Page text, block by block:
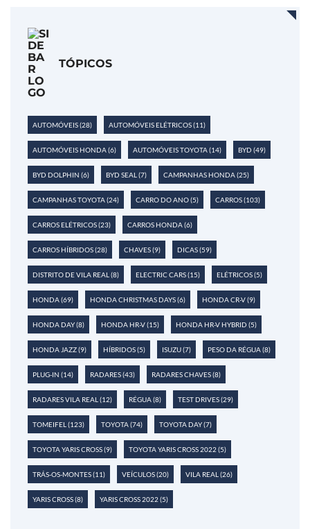
TÓPICOS
AUTOMÓVEIS(28) AUTOMÓVEIS ELÉTRICOS(11)
AUTOMÓVEIS HONDA(6) AUTOMÓVEIS TOYOTA(14) BYD (49)
BYD DOLPHIN (6) BYD SEAL (7) CAMPANHAS HONDA(25)
CAMPANHAS TOYOTA(24) CARRO DO ANO(5) CARROS(103)
CARROS ELÉTRICOS(23) CARROS HONDA(6)
CARROS HÍBRIDOS(28) CHAVES(9) DICAS(59)
DISTRITO DE VILA REAL (8) ELECTRIC CARS(15) ELÉTRICOS(5)
HONDA(69) HONDA CHRISTMAS DAYS(6) HONDA CR-V(9)
HONDA DAY(8) HONDA HR-V(15) HONDA HR-V HYBRID (5)
HONDA JAZZ(9) HÍBRIDOS(5) ISUZU(7) PESO DA RÉGUA(8)
PLUG-IN (14) RADARES(43) RADARES CHAVES(8)
RADARES VILA REAL (12) RÉGUA(8) TEST DRIVES(29)
TOMEIFEL (123) TOYOTA(74) TOYOTA DAY(7)
TOYOTA YARIS CROSS(9) TOYOTA YARIS CROSS 2022 (5)
TRÁS-OS-MONTES(11) VEÍCULOS(20) VILA REAL (26)
YARIS CROSS(8) YARIS CROSS 2022 (5)